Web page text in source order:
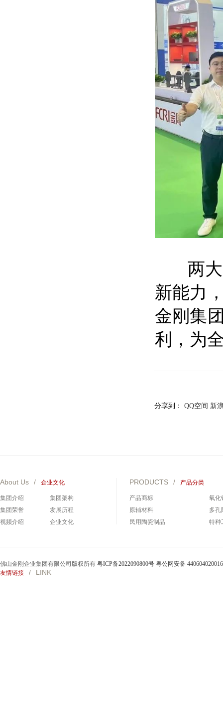
两大
新能力
金刚集
利，为
分享到： QQ空间 新
About Us / 企业文化
集团介绍
集团架构
集团荣誉
发展历程
视频介绍
企业文化
PRODUCTS / 产品分类
产品商标
氧化
原辅材料
多孔
民用陶瓷制品
特种
佛山金刚企业集团有限公司版权所有 粤ICP备2022090800号 粤公网安备
友情链接
/ LINK